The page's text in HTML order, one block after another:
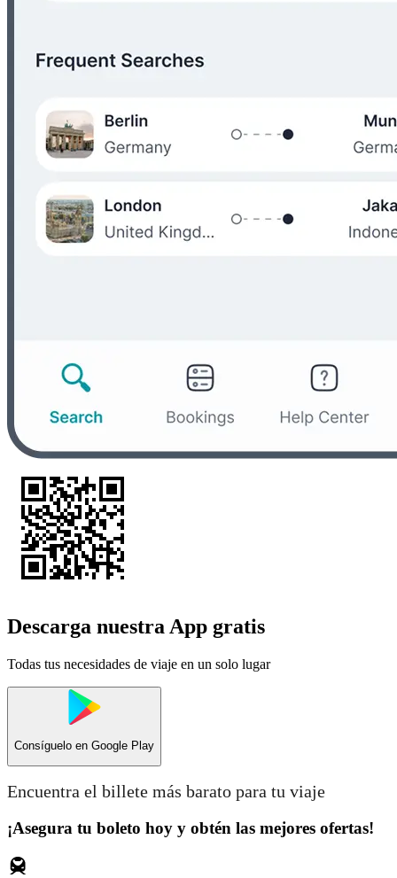
Descarga nuestra App gratis
Todas tus necesidades de viaje en un solo lugar
Consíguelo en Google Play
Encuentra el billete más barato para tu viaje
¡Asegura tu boleto hoy y obtén las mejores ofertas!